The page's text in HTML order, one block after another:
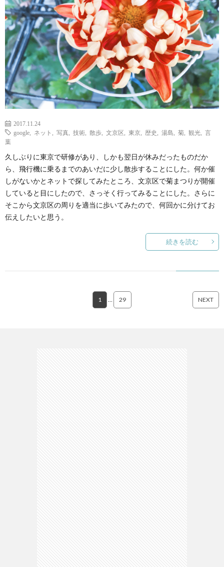
2017.11.24
google
ネット 写真 技術 散歩 文京区 東京 歴史 湯島 菊 観光
言
葉
久しぶりに東京で研修があり、しかも翌日が休みだったものだか
ら、飛行機に乗るまでのあいだに少し散歩することにした。何か催
しがないかとネットで探してみたところ、文京区で菊まつりが開催
していると目にしたので、さっそく行ってみることにした。さらに
そこから文京区の周りを適当に歩いてみたので、何回かに分けてお
伝えしたいと思う。
続きを読む
1 29 NEXT